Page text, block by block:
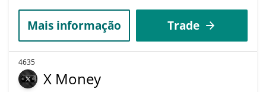
Mais informação Trade
4635
X Money